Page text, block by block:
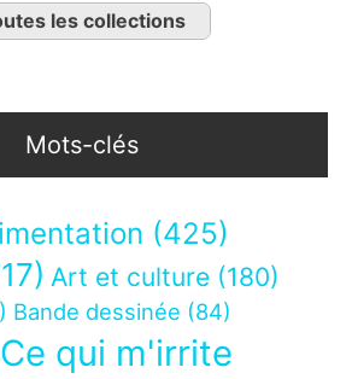
les collections
Mots-clés
(425)
Art et culture (180)
Bande dessinée (84)
Ce qui m'irrite